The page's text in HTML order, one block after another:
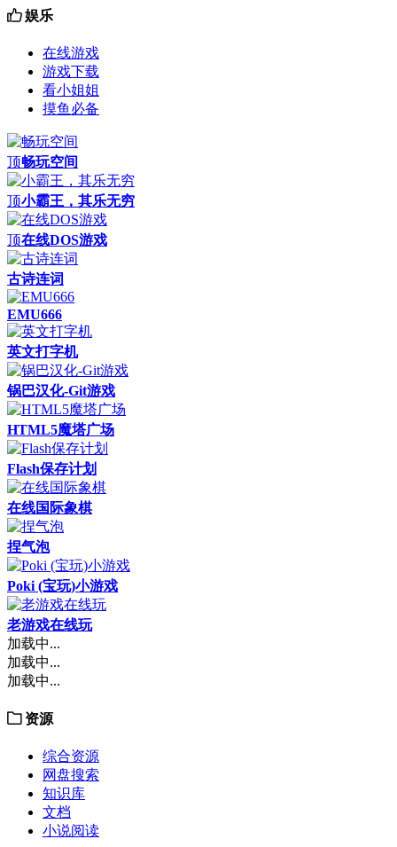
娱乐
在线游戏
游戏下载
看小姐姐
摸鱼必备
顶畅玩空间
顶小霸王，其乐无穷
顶在线DOS游戏
古诗连词
EMU666
英文打字机
锅巴汉化-Git游戏
HTML5魔塔广场
Flash保存计划
在线国际象棋
捏气泡
Poki (宝玩)小游戏
老游戏在线玩
加载中...
加载中...
加载中...
资源
综合资源
网盘搜索
知识库
文档
小说阅读